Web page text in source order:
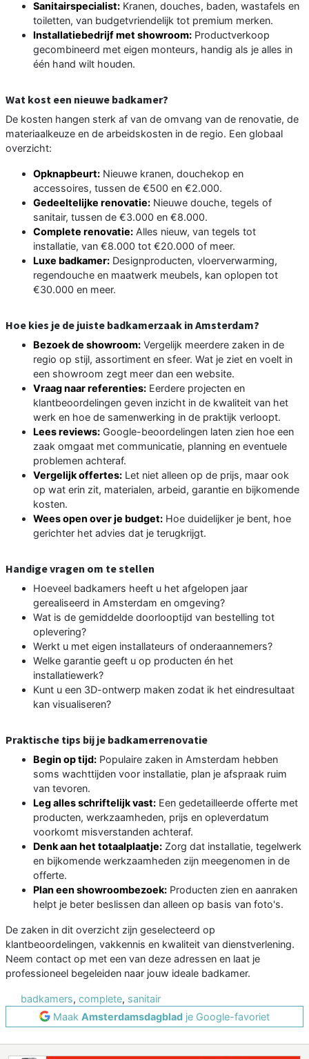
Sanitairspecialist: Kranen, douches, baden, wastafels en
toiletten, van budgetvriendelijk tot premium merken.
Installatiebedrijf met showroom: Productverkoop
gecombineerd met eigen monteurs, handig als je alles in
één hand wilt houden.
Wat kost een nieuwe badkamer?
De kosten hangen sterk af van de omvang van de renovatie, de
materiaalkeuze en de arbeidskosten in de regio. Een globaal
overzicht:
Opknapbeurt: Nieuwe kranen, douchekop en
accessoires, tussen de €500 en €2.000.
Gedeeltelijke renovatie: Nieuwe douche, tegels of
sanitair, tussen de €3.000 en €8.000.
Complete renovatie: Alles nieuw, van tegels tot
installatie, van €8.000 tot €20.000 of meer.
Luxe badkamer: Designproducten, vloerverwarming,
regendouche en maatwerk meubels, kan oplopen tot
€30.000 en meer.
Hoe kies je de juiste badkamerzaak in Amsterdam?
Bezoek de showroom: Vergelijk meerdere zaken in de
regio op stijl, assortiment en sfeer. Wat je ziet en voelt in
een showroom zegt meer dan een website.
Vraag naar referenties: Eerdere projecten en
klantbeoordelingen geven inzicht in de kwaliteit van het
werk en hoe de samenwerking in de praktijk verloopt.
Lees reviews: Google-beoordelingen laten zien hoe een
zaak omgaat met communicatie, planning en eventuele
problemen achteraf.
Vergelijk offertes: Let niet alleen op de prijs, maar ook
op wat erin zit, materialen, arbeid, garantie en bijkomende
kosten.
Wees open over je budget: Hoe duidelijker je bent, hoe
gerichter het advies dat je terugkrijgt.
Handige vragen om te stellen
Hoeveel badkamers heeft u het afgelopen jaar
gerealiseerd in Amsterdam en omgeving?
Wat is de gemiddelde doorlooptijd van bestelling tot
oplevering?
Werkt u met eigen installateurs of onderaannemers?
Welke garantie geeft u op producten én het
installatiewerk?
Kunt u een 3D-ontwerp maken zodat ik het eindresultaat
kan visualiseren?
Praktische tips bij je badkamerrenovatie
Begin op tijd: Populaire zaken in Amsterdam hebben
soms wachttijden voor installatie, plan je afspraak ruim
van tevoren.
Leg alles schriftelijk vast: Een gedetailleerde offerte met
producten, werkzaamheden, prijs en opleverdatum
voorkomt misverstanden achteraf.
Denk aan het totaalplaatje: Zorg dat installatie, tegelwerk
en bijkomende werkzaamheden zijn meegenomen in de
offerte.
Plan een showroombezoek: Producten zien en aanraken
helpt je beter beslissen dan alleen op basis van foto's.
De zaken in dit overzicht zijn geselecteerd op
klantbeoordelingen, vakkennis en kwaliteit van dienstverlening.
Neem contact op met een van deze adressen en laat je
professioneel begeleiden naar jouw ideale badkamer.
badkamers, complete, sanitair
Maak Amsterdamsdagblad je Google-favoriet